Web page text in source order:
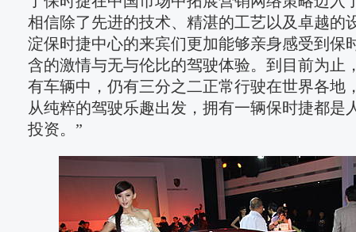
相信除了先进的技术、精湛的工艺以及卓越的
淀保时捷中心的来宾们更加能够亲身感受到保
含的激情与无与伦比的驾驶体验。到目前为止
有车辆中，仍有三分之二正常行驶在世界各地
从纯粹的驾驶乐趣出发，拥有一辆保时捷都是
投资。”